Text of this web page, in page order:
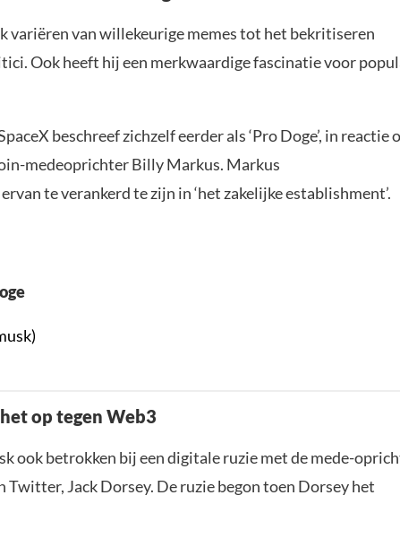
variëren van willekeurige memes tot het bekritiseren
Ook heeft hij een merkwaardige fascinatie voor
beschreef zichzelf eerder als ‘Pro Doge’, in reactie
medeoprichter Billy Markus. Markus
te verankerd te zijn in ‘het zakelijke establishment’.
op tegen Web3
ook betrokken bij een digitale ruzie met de mede-
Twitter, Jack Dorsey. De ruzie begon toen Dorsey het